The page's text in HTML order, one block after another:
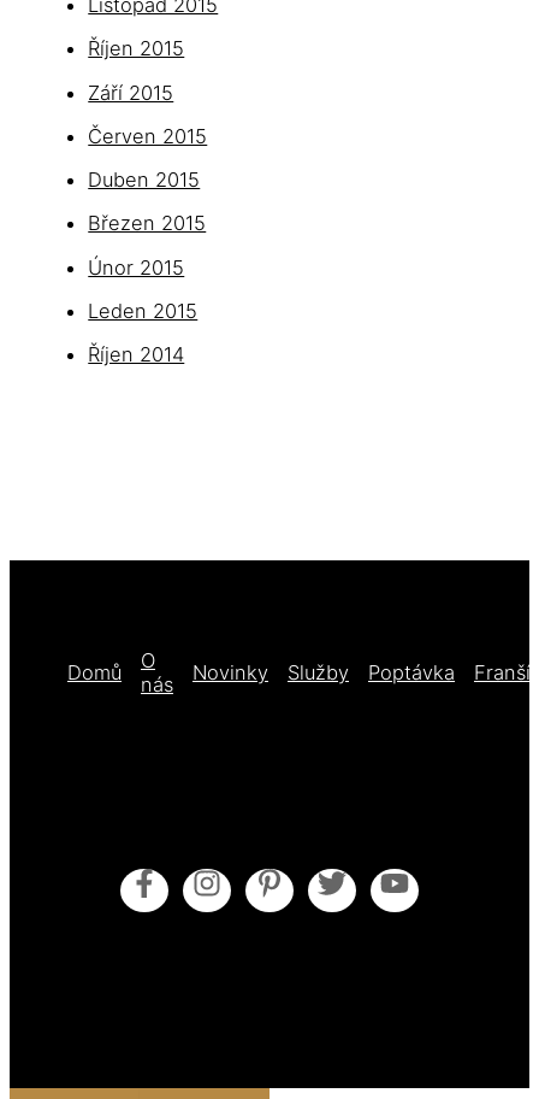
Říjen 2015
Září 2015
Červen 2015
Duben 2015
Březen 2015
Únor 2015
Leden 2015
Říjen 2014
Domů
O
nás
Novinky Služby Poptávka